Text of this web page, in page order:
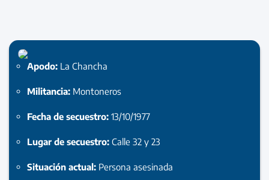
Apodo: La Chancha
Militancia: Montoneros
Fecha de secuestro: 13/10/1977
Lugar de secuestro: Calle 32 y 23
Situación actual: Persona asesinada